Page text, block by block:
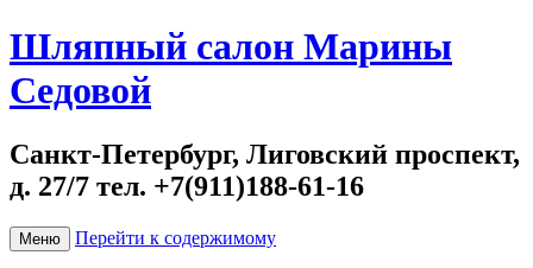
Шляпный салон Марины
Седовой
Санкт-Петербург, Лиговский проспект,
д. 27/7 тел. +7(911)188-61-16
Меню Перейти к содержимому